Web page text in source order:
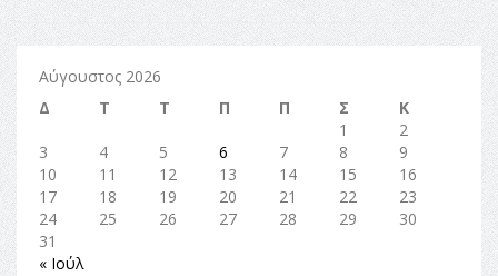
Αύγουστος 2026
Δ
Τ Τ Π Π Σ
Κ
1
2
3
4 5 6 7 8
9
10
11 12 13 14 15
16
17
18 19 20 21 22
23
24
25 26 27 28 29
30
31
« Ιούλ